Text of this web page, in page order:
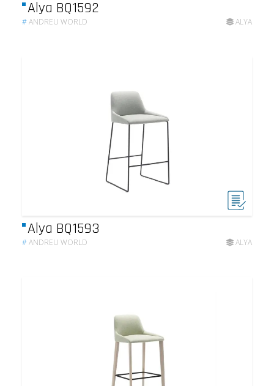
Alya BQ1592
#ANDREU WORLD ALYA
Alya BQ1593
#ANDREU WORLD ALYA